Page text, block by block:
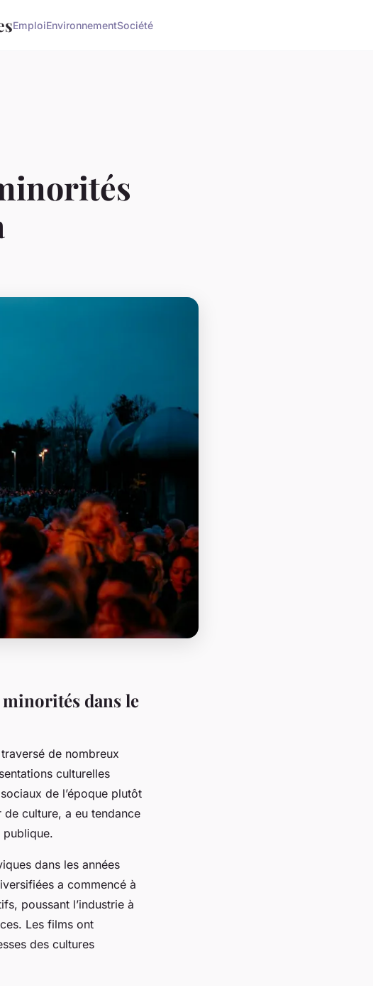
EmploiEnvironnementSociété
dans le
de nombreux
culturelles
de l’époque plutôt
culture, a eu tendance
dans les années
a commencé à
poussant l’industrie à
Les films ont
des cultures